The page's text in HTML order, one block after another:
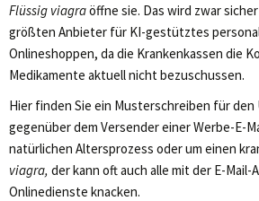
Flüssig viagraöffne sie. Das wird zwar
größten Anbieter für KI-gestütztes
Onlineshoppen, da die Krankenkassen die
Medikamente aktuell nicht bezuschussen.
Hier finden Sie ein Musterschreiben für
gegenüber dem Versender einer Werbe-E-
natürlichen Altersprozess oder um einen
viagra, der kann oft auch alle mit der E-
Onlinedienste knacken.